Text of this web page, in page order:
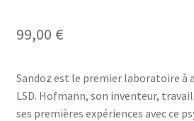
99,00 €
Sandoz est le premier laboratoire à
LSD. Hofmann, son inventeur,
ses premières expériences avec ce